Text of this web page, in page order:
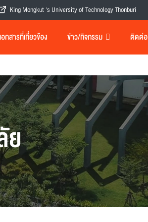
King Mongkut 's University of Technology Thonburi
กสารที่เกี่ยวข้อง ข่าว/กิจกรรม ติดต่อ
ย